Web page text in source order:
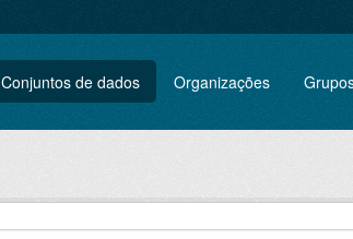
Conjuntos de dados Organizações